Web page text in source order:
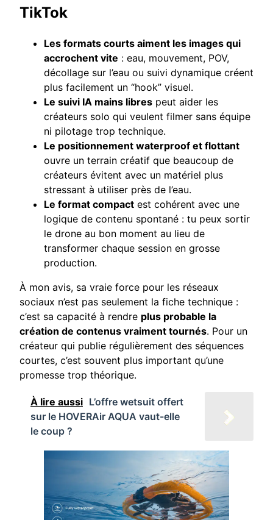
TikTok
Les formats courts aiment les images qui
accrochent vite : eau, mouvement, POV,
décollage sur l’eau ou suivi dynamique créent
plus facilement un “hook” visuel.
Le suivi IA mains libres peut aider les
créateurs solo qui veulent filmer sans équipe
ni pilotage trop technique.
Le positionnement waterproof et flottant
ouvre un terrain créatif que beaucoup de
créateurs évitent avec un matériel plus
stressant à utiliser près de l’eau.
Le format compact est cohérent avec une
logique de contenu spontané : tu peux sortir
le drone au bon moment au lieu de
transformer chaque session en grosse
production.
À mon avis, sa vraie force pour les réseaux
sociaux n’est pas seulement la fiche technique :
c’est sa capacité à rendre plus probable la
création de contenus vraiment tournés. Pour un
créateur qui publie régulièrement des séquences
courtes, c’est souvent plus important qu’une
promesse trop théorique.
À lire aussi L’offre wetsuit offert
sur le HOVERAir AQUA vaut-elle
le coup ?